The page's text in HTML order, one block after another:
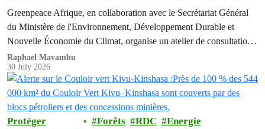
Greenpeace Afrique, en collaboration avec le Secrétariat Général
du Ministère de l'Environnement, Développement Durable et
Nouvelle Économie du Climat, organise un atelier de consultation
multipartite de deux jours afin de faire progresser les réformes
politiques destinées à lutter contre la crise grandissante de la
pollution liée aux emballages plastiques en République
Démocratique du Congo (RDC).
Raphael Mavambu
30 July 2026
Protéger
Forêts RDC
Energie